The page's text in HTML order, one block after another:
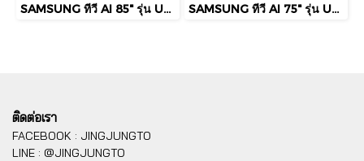
SAMSUNG ทีวี AI 85" รุ่น UA85M75HAKXXT Mini LED M75H 4K Smart TV (2026) SAMSUNG ทีวี AI 75" รุ่น UA75M75HAKXXT Mini LED M75H 4K Smart TV (2026)
ติดต่อเรา
FACEBOOK : JINGJUNGTO
LINE : @JINGJUNGTO